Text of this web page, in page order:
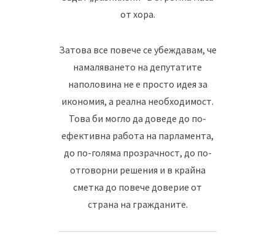
от хора.
Затова все повече се убеждавам, че
намаляването на депутатите
наполовина не е просто идея за
икономия, а реална необходимост.
Това би могло да доведе до по-
ефективна работа на парламента,
до по-голяма прозрачност, до по-
отговорни решения и в крайна
сметка до повече доверие от
страна на гражданите.